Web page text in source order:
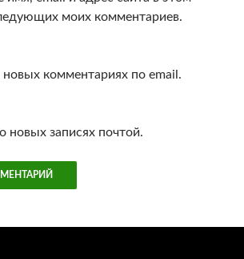
моих комментариев.
комментариях по email.
новых записях почтой.